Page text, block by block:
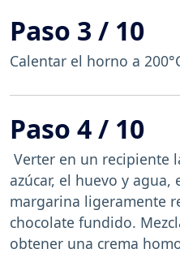
Paso 3 / 10
Calentar el horno a
Paso 4 / 10
Verter en un recipiente
azúcar, el huevo y
margarina ligeramente
chocolate fundido.
obtener una crema